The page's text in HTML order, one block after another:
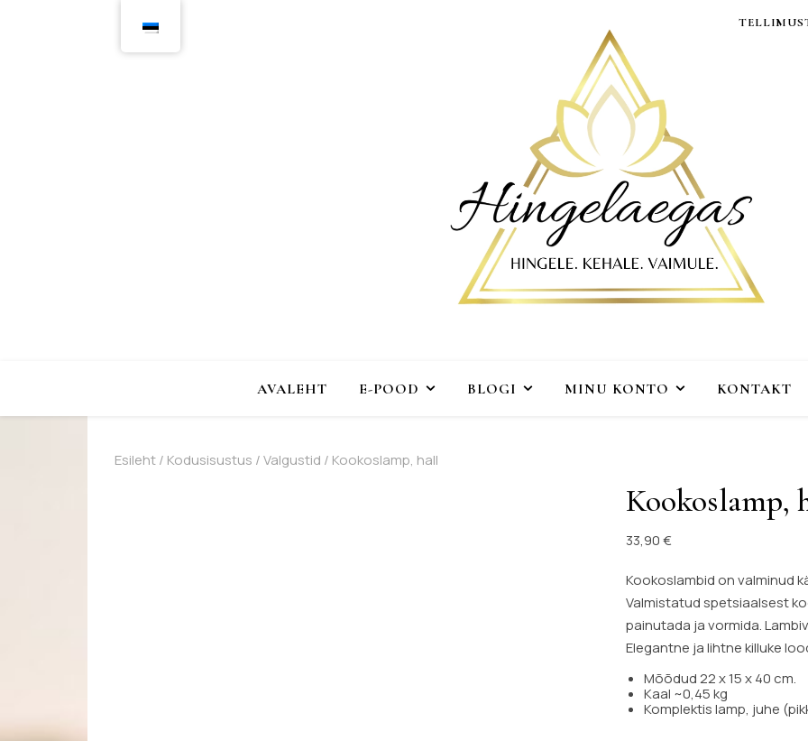
AVALEHT E-POOD BLOGI MINU KONTO KONTAKT
Esileht/ Kodusisustus /Valgustid / Kookoslamp, hall
Kookoslamp,
33,90€
Kookoslambid on valminud
Valmistatud spetsiaalsest
painutada ja vormida.
Elegantne ja lihtne killuke
Mõõdud 22 x 15 x 40 cm.
Kaal ~0,45 kg
Komplektis lamp, juhe